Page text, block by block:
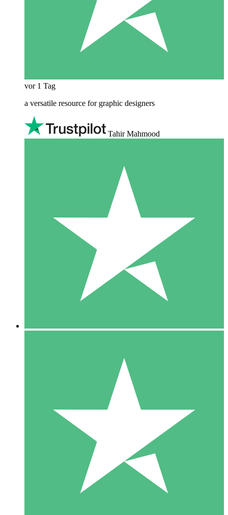
vor 1 Tag
a versatile resource for graphic designers
Tahir Mahmood